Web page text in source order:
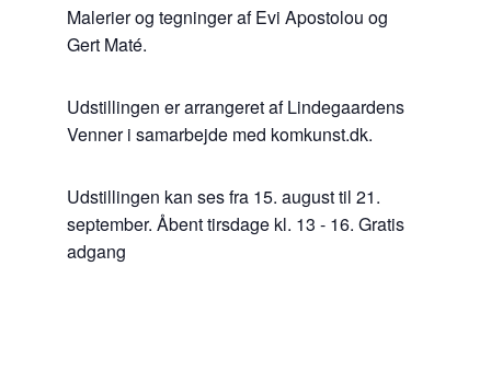
Malerier og tegninger af Evi Apostolou og
Gert Maté.
Udstillingen er arrangeret af Lindegaardens
Venner i samarbejde med komkunst.dk.
Udstillingen kan ses fra 15. august til 21.
september. Åbent tirsdage kl. 13 - 16. Gratis
adgang